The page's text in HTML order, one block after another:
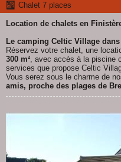
Chalet 7 places
Location de chalets en
Le camping Celtic Village
Réservez votre chalet, une
300 m², avec accès à lapiscine
services que propose Celtic
Vous serez sous le charme de
amis, proche des plages de